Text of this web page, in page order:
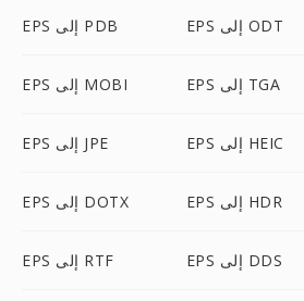
EPS إلى PDB EPS إلى ODT
EPS إلى MOBI EPS إلى TGA
EPS إلى JPE EPS إلى HEIC
EPS إلى DOTX EPS إلى HDR
EPS إلى RTF EPS إلى DDS